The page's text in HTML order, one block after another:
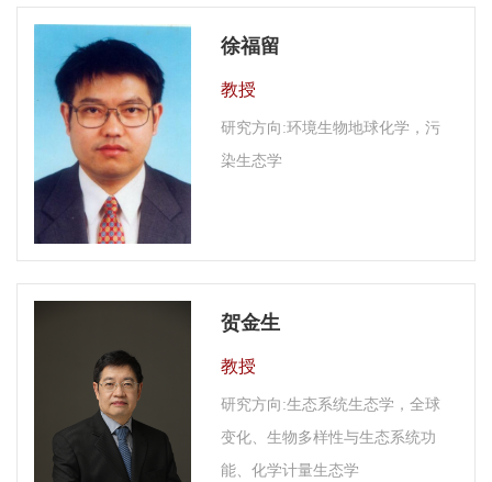
徐福留
教授
研究方向:环境生物地球化学，污
染生态学
贺金生
教授
研究方向:生态系统生态学，全球
变化、生物多样性与生态系统功
能、化学计量生态学